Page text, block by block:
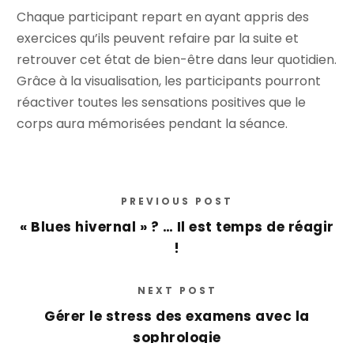
Chaque participant repart en ayant appris des
exercices qu’ils peuvent refaire par la suite et
retrouver cet état de bien-être dans leur quotidien.
Grâce à la visualisation, les participants pourront
réactiver toutes les sensations positives que le
corps aura mémorisées pendant la séance.
PREVIOUS POST
« Blues hivernal » ? … Il est temps de réagir
!
NEXT POST
Gérer le stress des examens avec la
sophrologie